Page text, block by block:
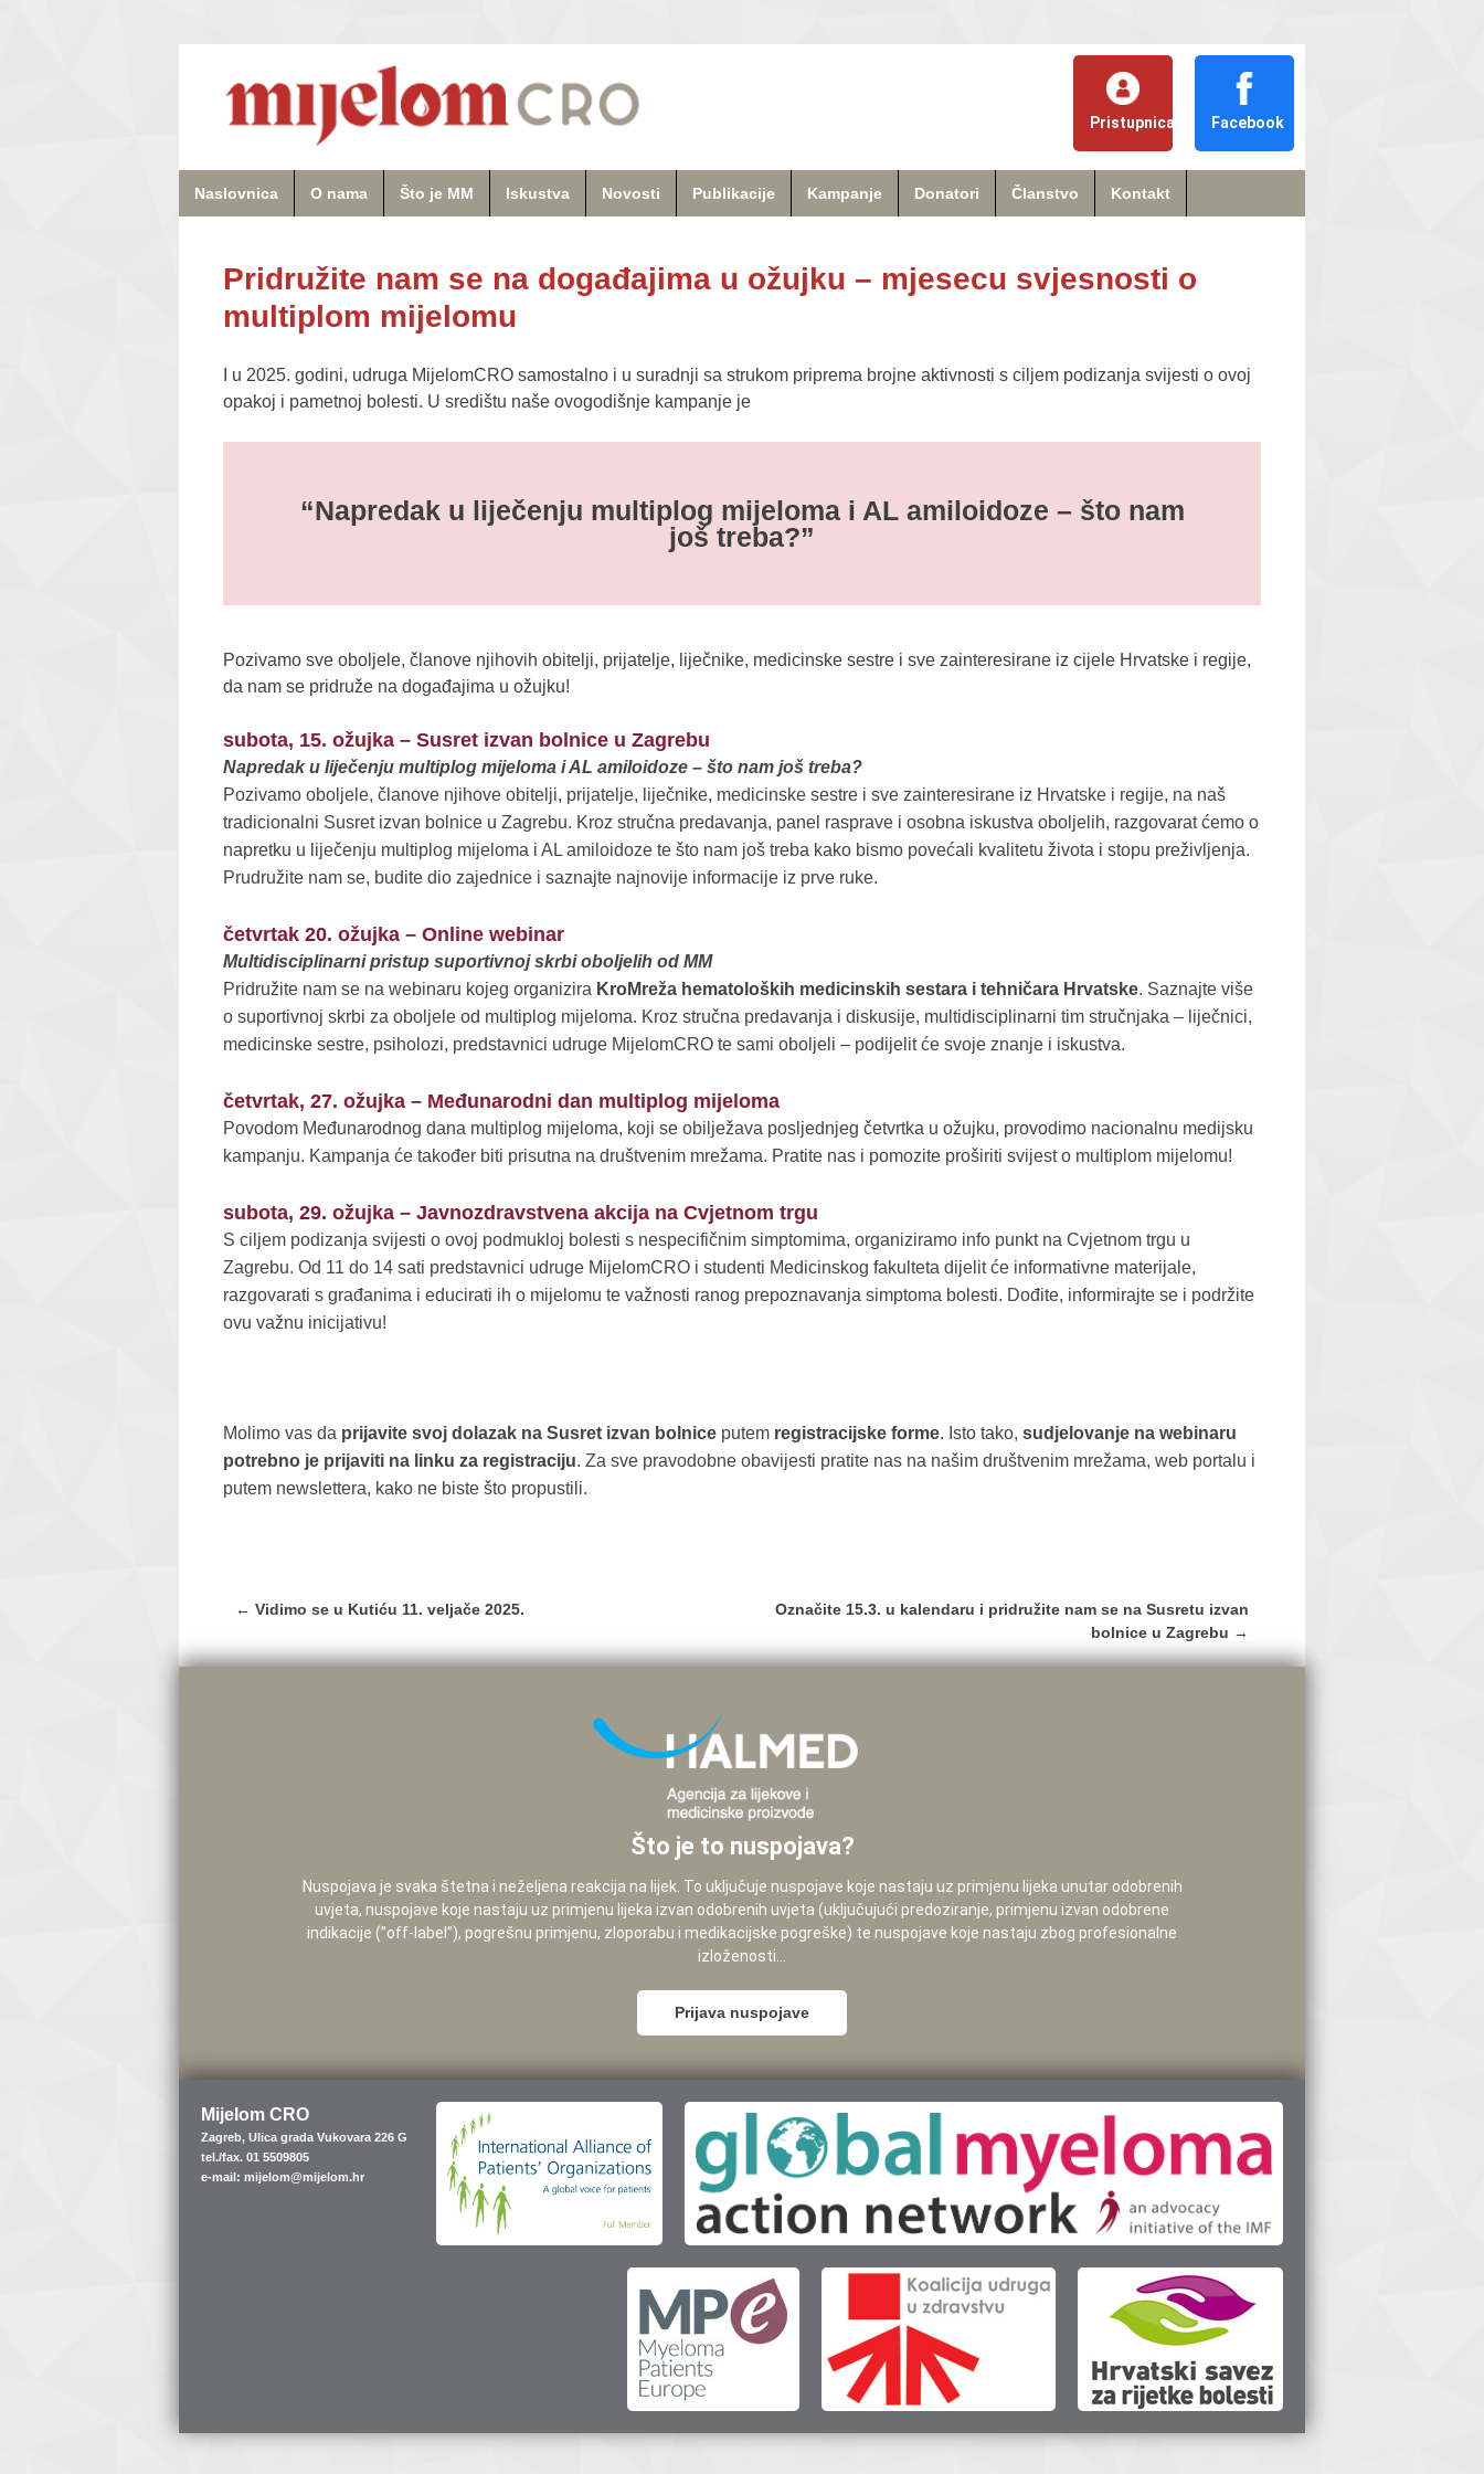
Pristupnica Facebook
Naslovnica O nama Što je MM Iskustva Novosti Publikacije Kampanje Donatori Članstvo Kontakt
Pridružite nam se na događajima u ožujku – mjesecu svjesnosti o
multiplom mijelomu
I u 2025. godini, udruga MijelomCRO samostalno i u suradnji sa strukom priprema brojne aktivnosti s ciljem podizanja svijesti o ovoj
opakoj i pametnoj bolesti. U središtu naše ovogodišnje kampanje je
“Napredak u liječenju multiplog mijeloma i AL amiloidoze – što nam
još treba?”
Pozivamo sve oboljele, članove njihovih obitelji, prijatelje, liječnike, medicinske sestre i sve zainteresirane iz cijele Hrvatske i regije,
da nam se pridruže na događajima u ožujku!
subota, 15. ožujka – Susret izvan bolnice u Zagrebu
Napredak u liječenju multiplog mijeloma i AL amiloidoze – što nam još treba?
Pozivamo oboljele, članove njihove obitelji, prijatelje, liječnike, medicinske sestre i sve zainteresirane iz Hrvatske i regije, na naš
tradicionalni Susret izvan bolnice u Zagrebu. Kroz stručna predavanja, panel rasprave i osobna iskustva oboljelih, razgovarat ćemo o
napretku u liječenju multiplog mijeloma i AL amiloidoze te što nam još treba kako bismo povećali kvalitetu života i stopu preživljenja.
Prudružite nam se, budite dio zajednice i saznajte najnovije informacije iz prve ruke.
četvrtak 20. ožujka – Online webinar
Multidisciplinarni pristup suportivnoj skrbi oboljelih od MM
Pridružite nam se na webinaru kojeg organizira KroMreža hematoloških medicinskih sestara i tehničara Hrvatske. Saznajte više
o suportivnoj skrbi za oboljele od multiplog mijeloma. Kroz stručna predavanja i diskusije, multidisciplinarni tim stručnjaka – liječnici,
medicinske sestre, psiholozi, predstavnici udruge MijelomCRO te sami oboljeli – podijelit će svoje znanje i iskustva.
četvrtak, 27. ožujka – Međunarodni dan multiplog mijeloma
Povodom Međunarodnog dana multiplog mijeloma, koji se obilježava posljednjeg četvrtka u ožujku, provodimo nacionalnu medijsku
kampanju. Kampanja će također biti prisutna na društvenim mrežama. Pratite nas i pomozite proširiti svijest o multiplom mijelomu!
subota, 29. ožujka – Javnozdravstvena akcija na Cvjetnom trgu
S ciljem podizanja svijesti o ovoj podmukloj bolesti s nespecifičnim simptomima, organiziramo info punkt na Cvjetnom trgu u
Zagrebu. Od 11 do 14 sati predstavnici udruge MijelomCRO i studenti Medicinskog fakulteta dijelit će informativne materijale,
razgovarati s građanima i educirati ih o mijelomu te važnosti ranog prepoznavanja simptoma bolesti. Dođite, informirajte se i podržite
ovu važnu inicijativu!
Molimo vas da prijavite svoj dolazak na Susret izvan bolnice putem registracijske forme. Isto tako, sudjelovanje na webinaru
potrebno je prijaviti na linku za registraciju. Za sve pravodobne obavijesti pratite nas na našim društvenim mrežama, web portalu i
putem newslettera, kako ne biste što propustili.
Post
← Vidimo se u Kutiću 11. veljače 2025.
Označite 15.3. u kalendaru i pridružite nam se na Susretu izvan
bolnice u Zagrebu →
Što je to nuspojava?
Nuspojava je svaka štetna i neželjena reakcija na lijek. To uključuje nuspojave koje nastaju uz primjenu lijeka unutar odobrenih
uvjeta, nuspojave koje nastaju uz primjenu lijeka izvan odobrenih uvjeta (uključujući predoziranje, primjenu izvan odobrene
indikacije (”off-label”), pogrešnu primjenu, zloporabu i medikacijske pogreške) te nuspojave koje nastaju zbog profesionalne
izloženosti...
Prijava nuspojave
Mijelom CRO
Zagreb, Ulica grada Vukovara 226 G
tel./fax. 01 5509805
e-mail: mijelom@mijelom.hr